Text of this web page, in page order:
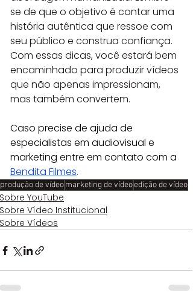
se de que o objetivo é contar uma
história autêntica que ressoe com
seu público e construa confiança.
Com essas dicas, você estará bem
encaminhado para produzir vídeos
que não apenas impressionam,
mas também convertem.
Caso precise de ajuda de
especialistas em audiovisual e
marketing entre em contato com a
Bendita Filmes.
produção de vídeomarketing de vídeoedição de vídeo
Sobre YouTube
Sobre Vídeo Institucional
Sobre Vídeos